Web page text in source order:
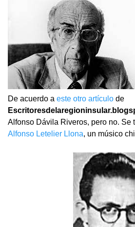
De acuerdo a este otro artículo de
Alfonso Dávila Riveros, pero no. Se
Alfonso Letelier Llona, un músico